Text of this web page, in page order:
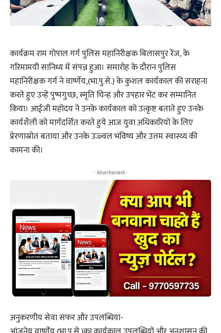
कार्यक्रम राम गोपाल गर्ग पुलिस महानिरीक्षक बिलासपुर रेंज, के
गरिमामयी सानिध्य में संपन्न हुआ। समारोह के दौरान पुलिस
महानिरीक्षक गर्ग ने वार्ष्णेय,(भा.पु.से.) के कुशल कार्यकाल की सराहना
करते हुए उन्हें पुष्पगुच्छ, स्मृति चिन्ह और उपहार भेंट कर सम्मानित
किया। आईजी महोदय ने उनके कार्यकाल को उत्कृष्ट बताते हुए उनके
कार्यशैली को मार्गदर्शित करते हुये आज युवा अधिकारियों के लिए
प्रेरणास्रोत बताया और उनके उज्ज्वल भविष्य और उत्तम स्वास्थ्य की
कामना की।
- Advertisement -
अनुकरणीय सेवा सफर और उपलब्धियां-